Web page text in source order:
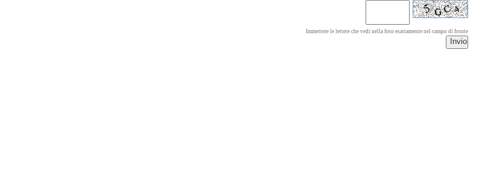
Immettere le lettere che vedi nella foto esattamente nel campo di fronte